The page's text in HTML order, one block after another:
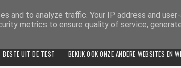
BESTE UIT DE TEST BEKIJK OOK ONZE ANDERE WEBSITES EN
and to analyze traffic. Your IP address and
metrics to ensure quality of service,